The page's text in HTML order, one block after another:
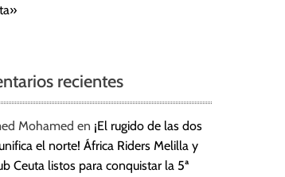
recientes
Mohamed en ¡El rugido de las dos
el norte! África Riders Melilla y
Ceuta listos para conquistar la 5ª